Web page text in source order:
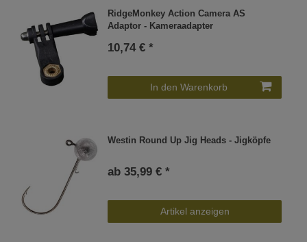
RidgeMonkey Action Camera AS
Adaptor - Kameraadapter
10,74 € *
In den Warenkorb
Westin Round Up Jig Heads - Jigköpfe
ab 35,99 € *
Artikel anzeigen